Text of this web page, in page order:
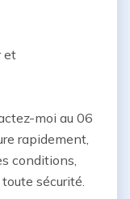
et
moi au 06
rapidement,
conditions,
sécurité.